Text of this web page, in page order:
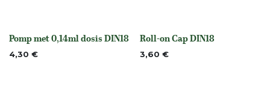
None
Pomp met 0,14ml dosis DIN18
4,30 € None
Roll-on Cap DIN18
3,60 €